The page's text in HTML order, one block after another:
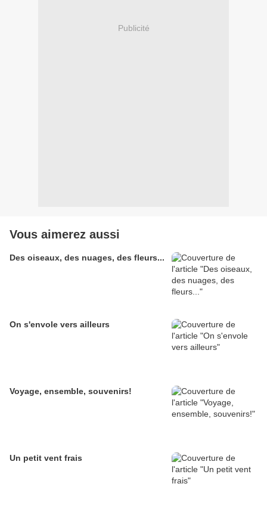
Publicité
Vous aimerez aussi
Des oiseaux, des nuages, des fleurs...
On s'envole vers ailleurs
Voyage, ensemble, souvenirs!
Un petit vent frais